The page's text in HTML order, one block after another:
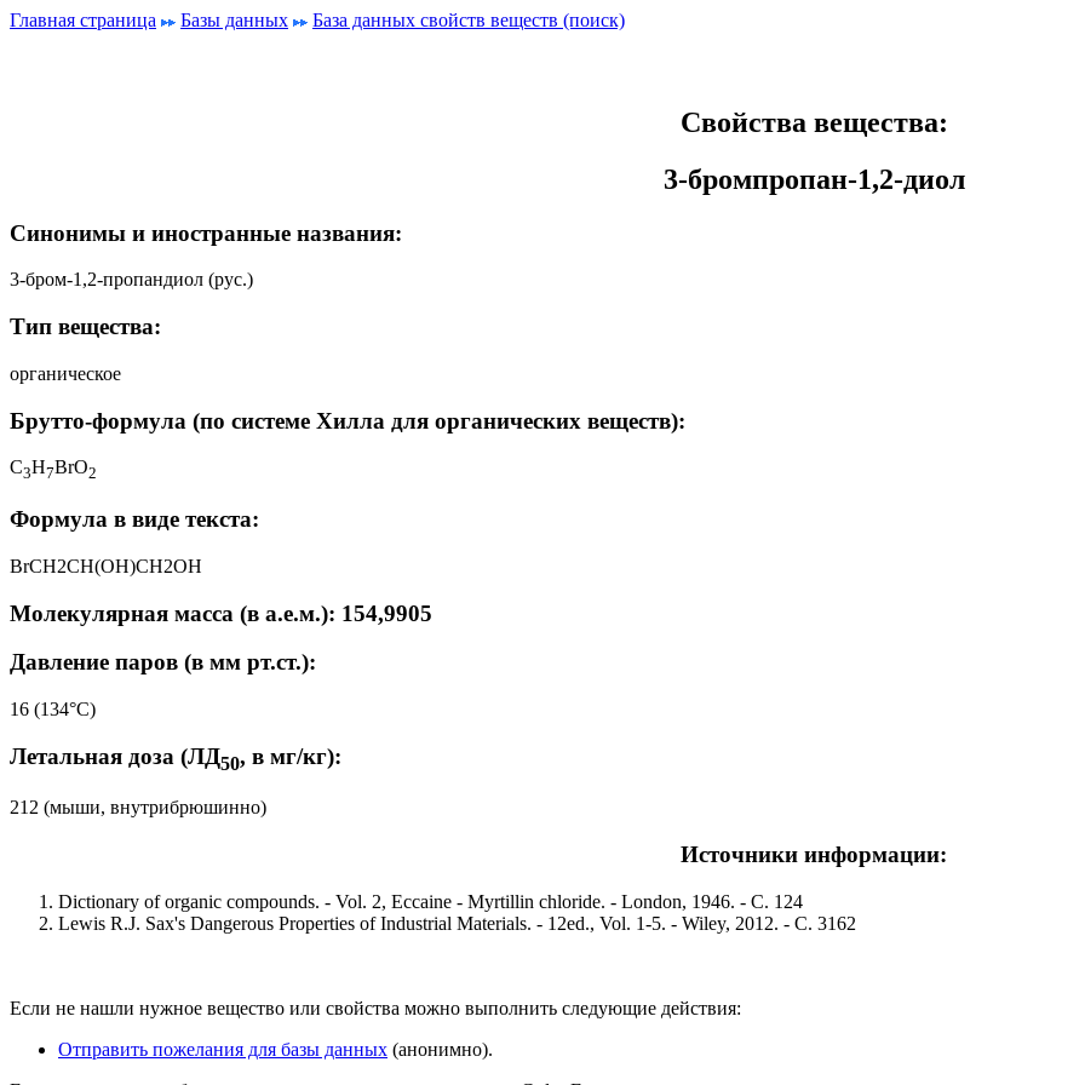
Главная страница Базы данных База данных свойств веществ (поиск)
Свойства вещества:
3-бромпропан-1,2-диол
Синонимы и иностранные названия:
3-бром-1,2-пропандиол (рус.)
Тип вещества:
органическое
Брутто-формула (по системе Хилла для органических веществ):
C3H7BrO2
Формула в виде текста:
BrCH2CH(OH)CH2OH
Молекулярная масса (в а.е.м.): 154,9905
Давление паров (в мм рт.ст.):
16 (134°C)
Летальная доза (ЛД50, в мг/кг):
212 (мыши, внутрибрюшинно)
Источники информации:
Dictionary of organic compounds. - Vol. 2, Eccaine - Myrtillin chloride. - London, 1946. - С. 124
Lewis R.J. Sax's Dangerous Properties of Industrial Materials. - 12ed., Vol. 1-5. - Wiley, 2012. - С. 3162
Если не нашли нужное вещество или свойства можно выполнить следующие действия:
Отправить пожелания для базы данных (анонимно).